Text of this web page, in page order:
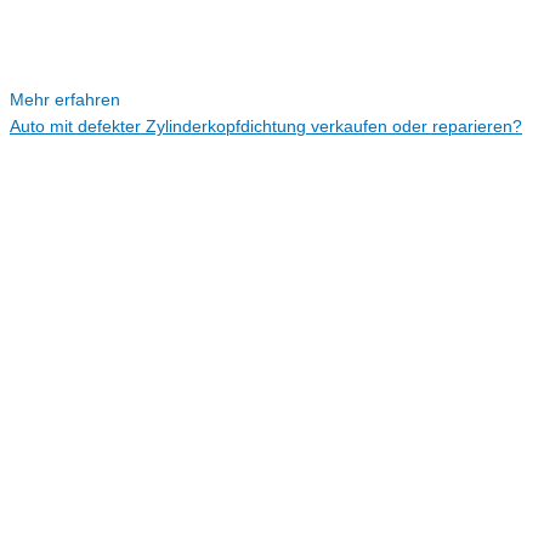
Mehr erfahren
Auto mit defekter Zylinderkopfdichtung verkaufen oder reparieren?